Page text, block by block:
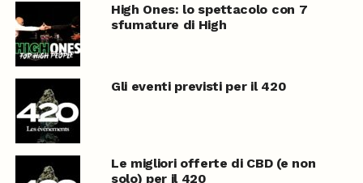
High Ones: lo spettacolo con 7
sfumature di High
Gli eventi previsti per il 420
Le migliori offerte di CBD (e non
solo) per il 420